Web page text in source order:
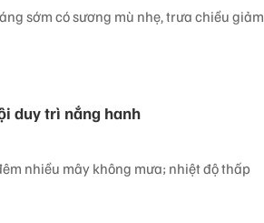
sớm có sương mù nhẹ, trưa chiều giảm
duy trì nắng hanh
nhiều mây không mưa; nhiệt độ thấp